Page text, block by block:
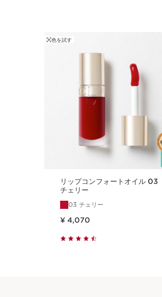
コンテンツへ移動
色を試す
リップコンフォートオイル 03
チェリー
03 チェリー
¥ 4,070
クイックビュー